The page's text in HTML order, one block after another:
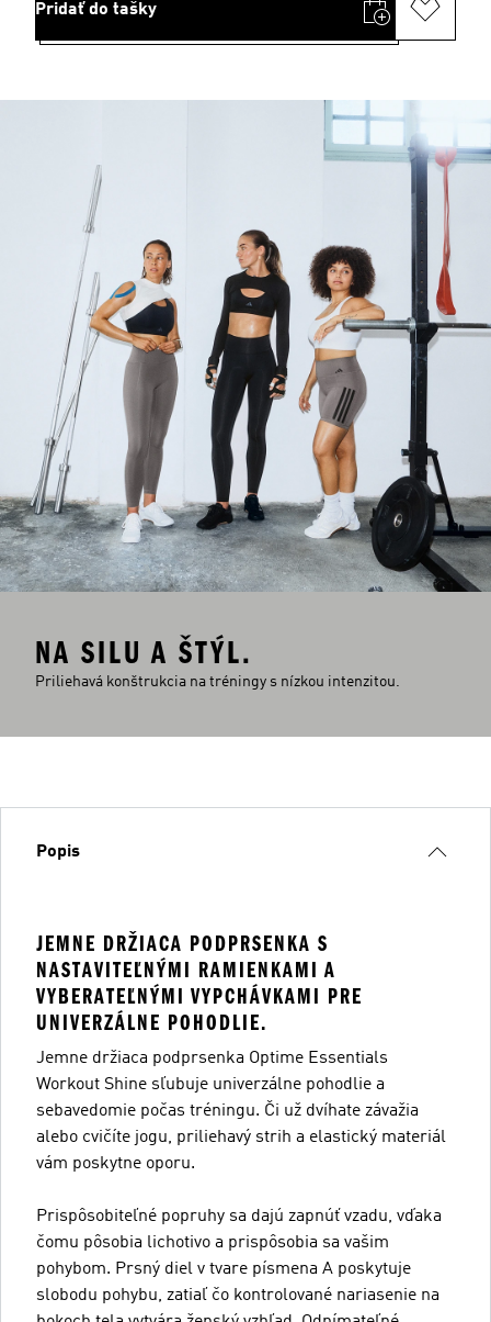
Pridať do tašky
NA SILU A ŠTÝL.
Priliehavá konštrukcia na tréningy s nízkou intenzitou.
Popis
JEMNE DRŽIACA PODPRSENKA S
NASTAVITEĽNÝMI RAMIENKAMI A
VYBERATEĽNÝMI VYPCHÁVKAMI PRE
UNIVERZÁLNE POHODLIE.
Jemne držiaca podprsenka Optime Essentials
Workout Shine sľubuje univerzálne pohodlie a
sebavedomie počas tréningu. Či už dvíhate závažia
alebo cvičíte jogu, priliehavý strih a elastický materiál
vám poskytne oporu.
Prispôsobiteľné popruhy sa dajú zapnúť vzadu, vďaka
čomu pôsobia lichotivo a prispôsobia sa vašim
pohybom. Prsný diel v tvare písmena A poskytuje
slobodu pohybu, zatiaľ čo kontrolované nariasenie na